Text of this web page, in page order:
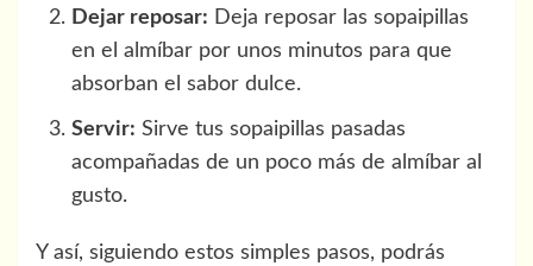
Dejar reposar: Deja reposar las sopaipillas
en el almíbar por unos minutos para que
absorban el sabor dulce.
Servir: Sirve tus sopaipillas pasadas
acompañadas de un poco más de almíbar al
gusto.
Y así, siguiendo estos simples pasos, podrás